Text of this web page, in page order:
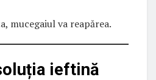
mucegaiul va reapărea.
ieftină